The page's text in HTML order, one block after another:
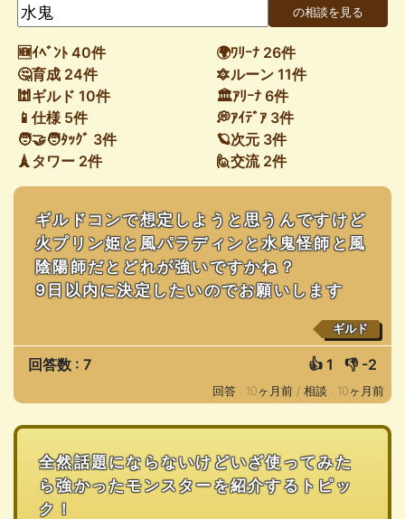
🆕ｲﾍﾞﾝﾄ 40件
🌍ﾜﾘｰﾅ 26件
🤔育成 24件
🔯ルーン 11件
🕍ギルド 10件
🏛ｱﾘｰﾅ 6件
📱仕様 5件
💭ｱｲﾃﾞｱ 3件
🧑‍🤝‍🧑ﾀｯｸﾞ 3件
🪐次元 3件
🗼タワー 2件
🙋交流 2件
ギルドコンで想定しようと思うんですけど
火プリン姫と風パラディンと水鬼怪師と風
陰陽師だとどれが強いですかね？
9日以内に決定したいのでお願いします
ギルド
回答数 : 7 👍 1 👎 -2
回答 : 10ヶ月前 / 相談 : 10ヶ月前
全然話題にならないけどいざ使ってみた
ら強かったモンスターを紹介するトピッ
ク！